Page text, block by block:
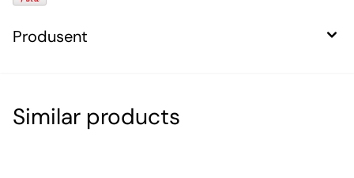
Produsent
Similar products